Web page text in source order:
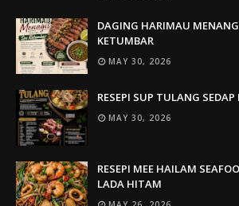
DAGING HARIMAU
KETUMBAR
MAY 30, 2026
RESEPI SUP TULANG
MAY 30, 2026
RESEPI MEE HAILAM
LADA HITAM